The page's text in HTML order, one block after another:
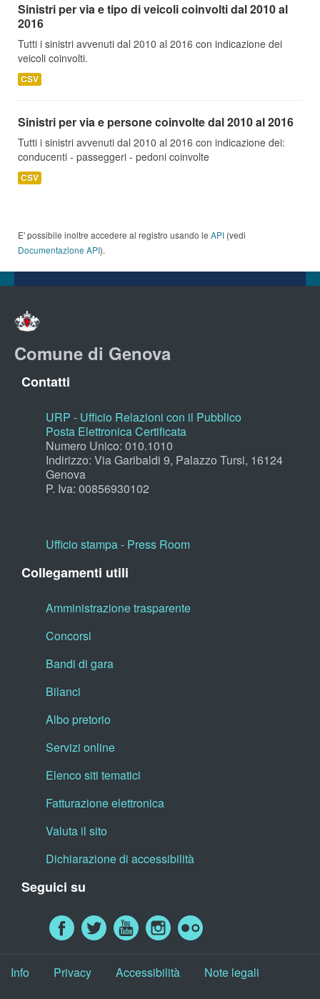
Sinistri per via e tipo di veicoli coinvolti dal 2010 al
2016
Tutti i sinistri avvenuti dal 2010 al 2016 con indicazione dei
veicoli coinvolti.
CSV
Sinistri per via e persone coinvolte dal 2010 al 2016
Tutti i sinistri avvenuti dal 2010 al 2016 con indicazione dei:
conducenti - passeggeri - pedoni coinvolte
CSV
E' possibile inoltre accedere al registro usando le API (vedi
Documentazione API).
Comune di Genova
Contatti
URP - Ufficio Relazioni con il Pubblico
Posta Elettronica Certificata
Numero Unico: 010.1010
Indirizzo: Via Garibaldi 9, Palazzo Tursi, 16124
Genova
P. Iva: 00856930102
Ufficio stampa - Press Room
Collegamenti utili
Amministrazione trasparente
Concorsi
Bandi di gara
Bilanci
Albo pretorio
Servizi online
Elenco siti tematici
Fatturazione elettronica
Valuta il sito
Dichiarazione di accessibilità
Seguici su
Info Privacy Accessibilità Note legali